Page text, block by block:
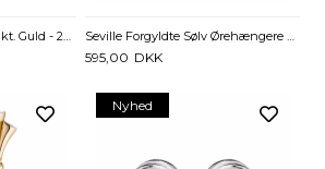
595,00 DKK
Nyhed